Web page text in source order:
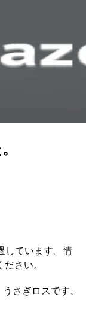
しています。情
さい。
うさぎロスです、